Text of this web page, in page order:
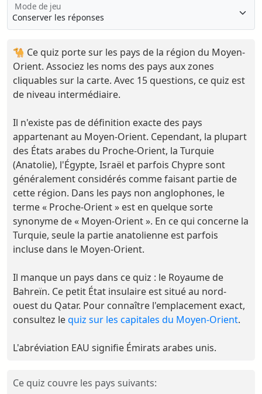
Mode de jeu
🐪 Ce quiz porte sur les pays de la région du Moyen-
Orient. Associez les noms des pays aux zones
cliquables sur la carte. Avec 15 questions, ce quiz est
de niveau intermédiaire.
Il n'existe pas de définition exacte des pays
appartenant au Moyen-Orient. Cependant, la plupart
des États arabes du Proche-Orient, la Turquie
(Anatolie), l'Égypte, Israël et parfois Chypre sont
généralement considérés comme faisant partie de
cette région. Dans les pays non anglophones, le
terme « Proche-Orient » est en quelque sorte
synonyme de « Moyen-Orient ». En ce qui concerne la
Turquie, seule la partie anatolienne est parfois
incluse dans le Moyen-Orient.
Il manque un pays dans ce quiz : le Royaume de
Bahreïn. Ce petit État insulaire est situé au nord-
ouest du Qatar. Pour connaître l'emplacement exact,
consultez lequiz sur les capitales du Moyen-Orient.
L'abréviation EAU signifie Émirats arabes unis.
Ce quiz couvre les pays suivants: